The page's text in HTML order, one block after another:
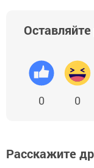
0 0
Расскажите